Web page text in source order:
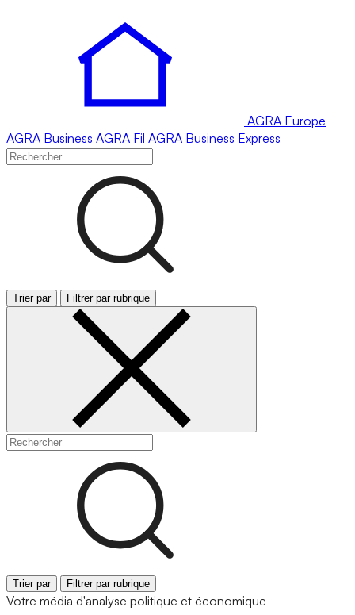
AGRA Europe
AGRA Business AGRA Fil AGRA Business Express
Trier par Filtrer par rubrique
Trier par Filtrer par rubrique
Votre média d'analyse politique et économique